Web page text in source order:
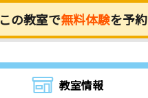
この教室で無料体験を予約
教室情報